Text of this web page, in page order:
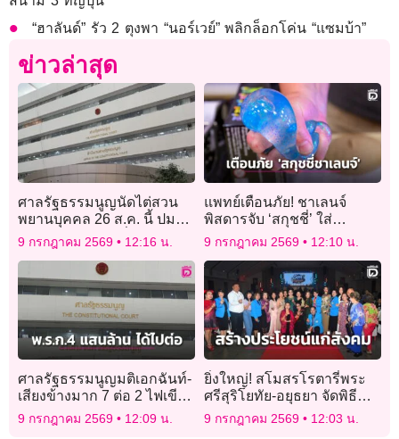
“ฮาลันด์” รัว 2 ตุงพา “นอร์เวย์” พลิกล็อกโค่น “แซมบ้า”
ข่าวล่าสุด
ศาลรัฐธรรมนูญนัดไต่สวน
พยานบุคคล 26 ส.ค. นี้ ปมผู้
ตรวจการแผ่นดินยื่นร้อง
‘บัตรเลือกตั้งติดบาร์โค้ด-QR
9 กรกฎาคม 2569 12:16 น.
แพทย์เตือนภัย! ชาเลนจ์
พิสดารจับ ‘สกุชชี่’ ใส่
ไมโครเวฟจนระเบิดสยอง ทำ
เด็กบาดเจ็บสาหัส
9 กรกฎาคม 2569 12:10 น.
ศาลรัฐธรรมนูญมติเอกฉันท์-
เสียงข้างมาก 7 ต่อ 2 ไฟเขียว
พ.ร.ก.กู้เงินวิกฤติพลังงาน 4
แสนล้าน ชี้ชอบด้วย
9 กรกฎาคม 2569 12:09 น.
ยิ่งใหญ่! สโมสรโรตารี่พระ
ศรีสุริโยทัย-อยุธยา จัดพิธี
สถาปนาบอร์ดบริหารใหม่
เดินหน้าสร้างประโยชน์เพื่อ
9 กรกฎาคม 2569 12:03 น.